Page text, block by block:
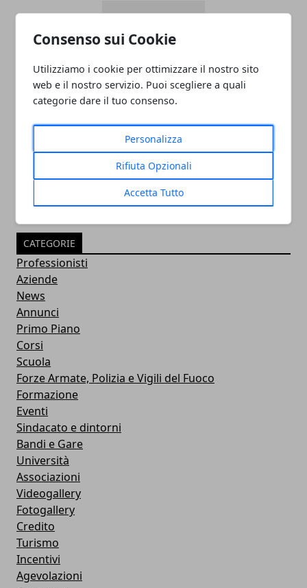
Consenso sui Cookie
Utilizziamo i cookie per ottimizzare il nostro sito
web e il nostro servizio. Puoi scegliere a quali
categorie dare il tuo consenso.
Personalizza
Rifiuta Opzionali
Accetta Tutto
PULITORE COORDINATORE
05/11/2024
CATEGORIE
Professionisti
Aziende
News
Annunci
Primo Piano
Corsi
Scuola
Forze Armate, Polizia e Vigili del Fuoco
Formazione
Eventi
Sindacato e dintorni
Bandi e Gare
Università
Associazioni
Videogallery
Fotogallery
Credito
Turismo
Incentivi
Agevolazioni